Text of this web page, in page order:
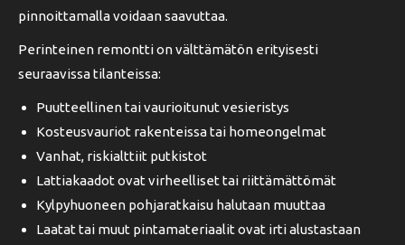
pinnoittamalla voidaan saavuttaa.
Perinteinen remontti on välttämätön erityisesti
seuraavissa tilanteissa:
Puutteellinen tai vaurioitunut vesieristys
Kosteusvauriot rakenteissa tai homeongelmat
Vanhat, riskialttiit putkistot
Lattiakaadot ovat virheelliset tai riittämättömät
Kylpyhuoneen pohjaratkaisu halutaan muuttaa
Laatat tai muut pintamateriaalit ovat irti alustastaan